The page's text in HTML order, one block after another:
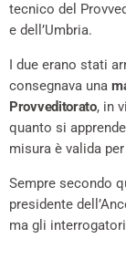
tecnico del
e dell’Umbria.
I due erano stati
consegnava una
Provveditorato, in
quanto si
misura è valida
Sempre secondo
presidente
ma gli